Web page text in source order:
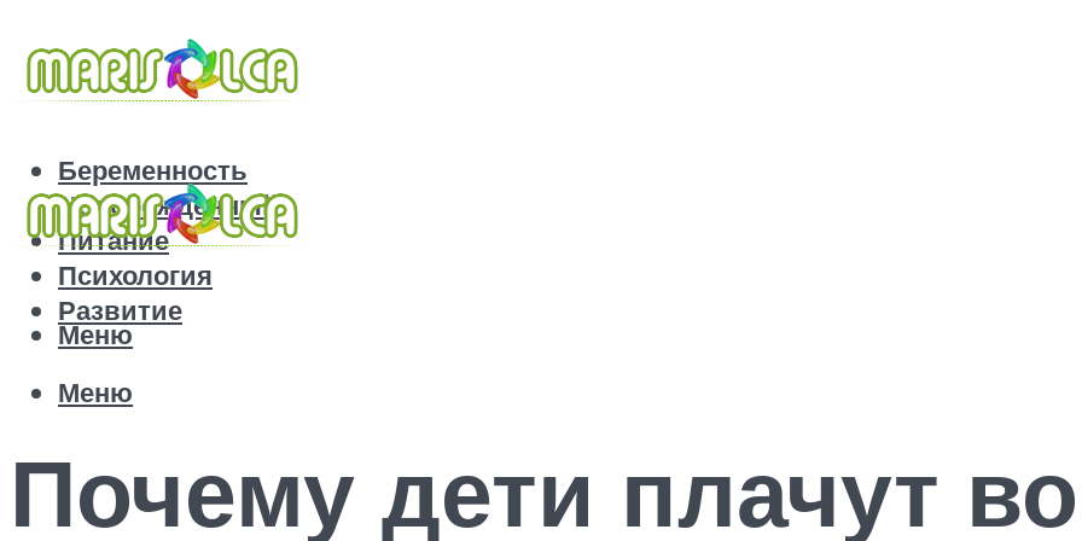
Беременность
Новорожденный
Питание
Психология
Развитие
Меню
Меню
Почему дети плачут